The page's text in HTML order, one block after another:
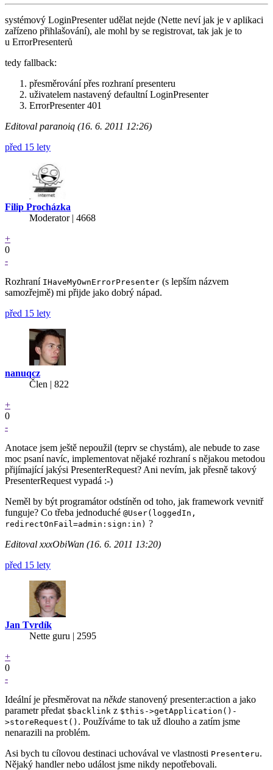
systémový LoginPresenter udělat nejde (Nette neví jak je v aplikaci
zařízeno přihlašování), ale mohl by se registrovat, tak jak je to
u ErrorPresenterů
tedy fallback:
přesměrování přes rozhraní presenteru
uživatelem nastavený defaultní LoginPresenter
ErrorPresenter 401
Editoval paranoiq (16. 6. 2011 12:26)
před 15 lety
Filip Procházka
Moderator | 4668
+
0
-
Rozhraní IHaveMyOwnErrorPresenter (s lepším názvem
samozřejmě) mi přijde jako dobrý nápad.
před 15 lety
nanuqcz
Člen | 822
+
0
-
Anotace jsem ještě nepoužil (teprv se chystám), ale nebude to zase
moc psaní navíc, implementovat nějaké rozhraní s nějakou metodou
přijímající jakýsi PresenterRequest? Ani nevím, jak přesně takový
PresenterRequest vypadá :-)
Neměl by být programátor odstíněn od toho, jak framework vevnitř
funguje? Co třeba jednoduché @User(loggedIn,
redirectOnFail=admin:sign:in) ?
Editoval xxxObiWan (16. 6. 2011 13:20)
před 15 lety
Jan Tvrdík
Nette guru | 2595
+
0
-
Ideální je přesměrovat na někde stanovený presenter:action a jako
parametr předat $backlink z $this->getApplication()-
>storeRequest() . Používáme to tak už dlouho a zatím jsme
nenarazili na problém.
Asi bych tu cílovou destinaci uchovával ve vlastnosti Presenteru.
Nějaký handler nebo událost jsme nikdy nepotřebovali.